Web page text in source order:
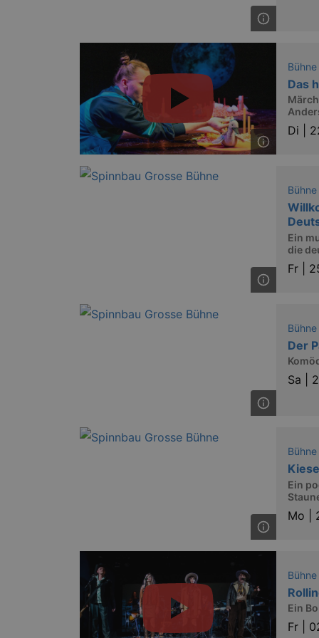
Bühne
Das
Di |
Bühne
Ein
die
Fr |
Bühne
Der
Sa |
Bühne
Ein
Mo |
Bühne
Ein
Fr |
Name
_ga
OptanonConsent